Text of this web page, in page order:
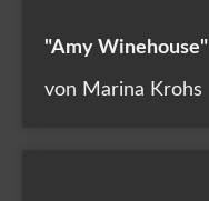
"Amy Winehouse"
von Marina Krohs